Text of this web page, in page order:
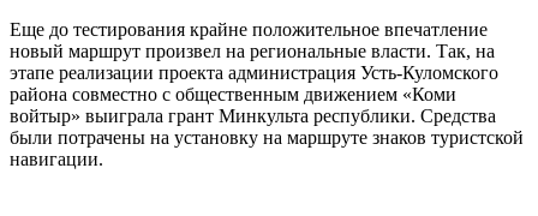
Еще до тестирования крайне положительное впечатление
новый маршрут произвел на региональные власти. Так, на
этапе реализации проекта администрация Усть-Куломского
района совместно с общественным движением «Коми
войтыр» выиграла грант Минкульта республики. Средства
были потрачены на установку на маршруте знаков туристской
навигации.